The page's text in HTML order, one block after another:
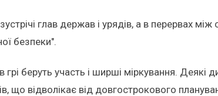
глав держав і урядів, а в перервах
безпеки".
беруть участь і ширші міркування. Деякі
що відволікає від довгострокового